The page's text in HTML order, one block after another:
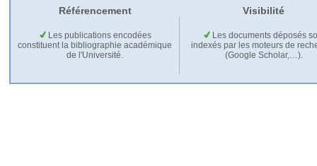
Référencement Visibilité
Les publications encodées
constituent la bibliographie académique
de l'Université.
Les documents déposés
indexés par les moteurs de
(Google Scholar,…).